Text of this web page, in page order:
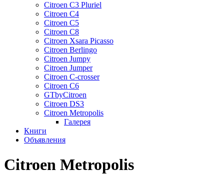
Citroen C3 Pluriel
Citroen C4
Citroen C5
Citroen C8
Citroen Xsara Picasso
Citroen Berlingo
Citroen Jumpy
Citroen Jumper
Citroen C-crosser
Citroen C6
GTbyCitroen
Citroen DS3
Citroen Metropolis
Галерея
Книги
Объявления
Citroen Metropolis